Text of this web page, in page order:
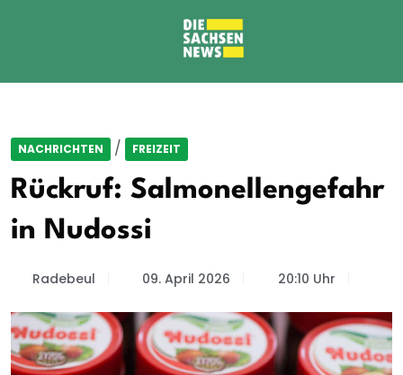
NACHRICHTEN / FREIZEIT
Rückruf: Salmonellengefahr
in Nudossi
Radebeul 09. April 2026 20:10 Uhr